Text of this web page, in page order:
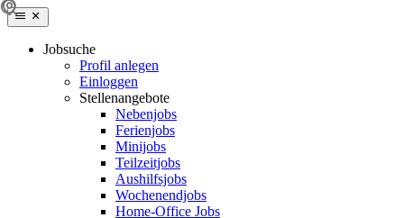
Jobsuche
Profil anlegen
Einloggen
Stellenangebote
Nebenjobs
Ferienjobs
Minijobs
Teilzeitjobs
Aushilfsjobs
Wochenendjobs
Home-Office Jobs